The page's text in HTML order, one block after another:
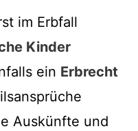
im Erbfall
Kinder
ein Erbrecht
Auskünfte und